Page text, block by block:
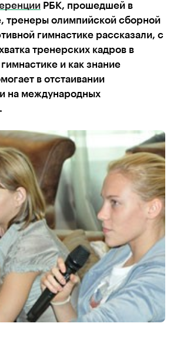
РБК, прошедшей в
тренеры олимпийской сборной
гимнастике рассказали, с
тренерских кадров в
и как знание
в отстаивании
на международных